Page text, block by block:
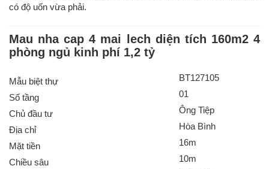
có độ uốn vừa phải.
Mau nha cap 4 mai lech diện tích 160m2 4
phòng ngủ kinh phí 1,2 tỷ
Mẫu biệt thự
BT127105
Số tầng
01
Chủ đầu tư
Ông Tiệp
Địa chỉ
Hòa Bình
Mặt tiền
16m
Chiều sâu
10m